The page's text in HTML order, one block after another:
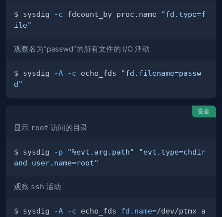
$ sysdig -c fdcount_by proc.name
"fd.type=f
ile"
观察名为“passwd”的所有文件的 I/O 活动
$ sysdig -A -c echo_fds
"fd.filename=passw
d"
安全
显示 root 访问的目录
$ sysdig -p "%evt.arg.path"
"evt.type=chdir
and user.name=root"
观察 ssh 活动
$ sysdig -A -c echo_fds fd.name=/dev/ptmx a